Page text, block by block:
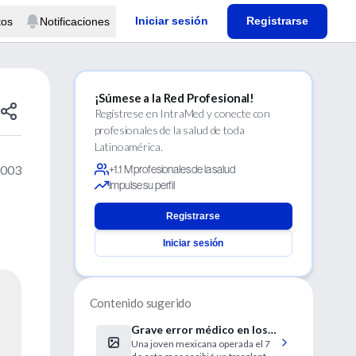
Notificaciones Iniciar sesión Registrarse
¡Súmese a la Red Profesional!
Regístrese en IntraMed y conecte con
profesionales de la salud de toda
Latinoamérica.
+1.1 M profesionales de la salud
Impulse su perfil
Registrarse
Iniciar sesión
Contenido sugerido
Grave error médico en los
Estados Unidos
Una joven mexicana operada el 7